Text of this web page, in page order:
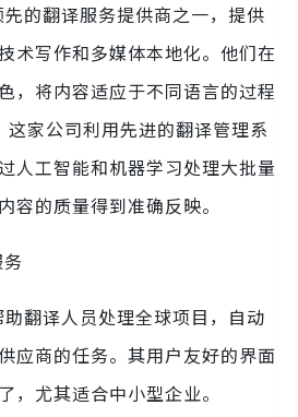
的翻译服务提供商之一，提供
术写作和多媒体本地化。他们在
，将内容适应于不同语言的过程
家公司利用先进的翻译管理系
人工智能和机器学习处理大批量
容的质量得到准确反映。
翻译人员处理全球项目，自动
应商的任务。其用户友好的界面
，尤其适合中小型企业。